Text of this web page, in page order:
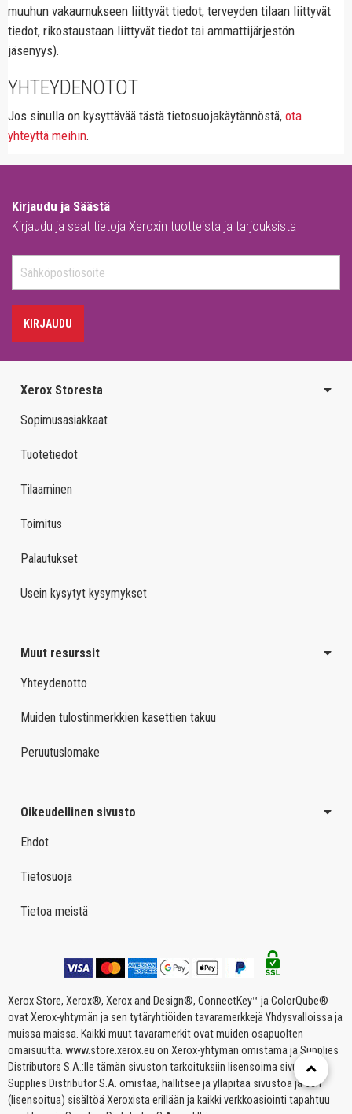
muuhun vakaumukseen liittyvät tiedot, terveyden tilaan liittyvät
tiedot, rikostaustaan liittyvät tiedot tai ammattijärjestön
jäsenyys).
YHTEYDENOTOT
Jos sinulla on kysyttävää tästä tietosuojakäytännöstä, ota
yhteyttä meihin.
Kirjaudu ja Säästä
Kirjaudu ja saat tietoja Xeroxin tuotteista ja tarjouksista
KIRJAUDU
Xerox Storesta
Sopimusasiakkaat
Tuotetiedot
Tilaaminen
Toimitus
Palautukset
Usein kysytyt kysymykset
Muut resurssit
Yhteydenotto
Muiden tulostinmerkkien kasettien takuu
Peruutuslomake
Oikeudellinen sivusto
Ehdot
Tietosuoja
Tietoa meistä
Xerox Store, Xerox®, Xerox and Design®, ConnectKey™ ja ColorQube®
ovat Xerox-yhtymän ja sen tytäryhtiöiden tavaramerkkejä Yhdysvalloissa ja
muissa maissa. Kaikki muut tavaramerkit ovat muiden osapuolten
omaisuutta. www.store.xerox.eu on Xerox-yhtymän omistama ja Supplies
Distributors S.A.:lle tämän sivuston tarkoituksiin lisensoima sivusto.
Supplies Distributor S.A. omistaa, hallitsee ja ylläpitää sivustoa ja sen
(lisensoitua) sisältöä Xeroxista erillään ja kaikki verkkoasiointi tapahtuu